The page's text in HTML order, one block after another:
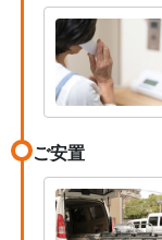
ご安置